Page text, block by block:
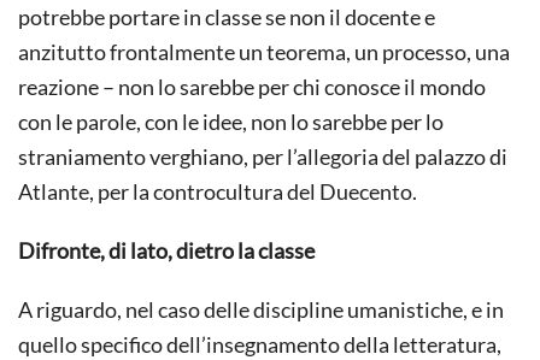
potrebbe portare in classe se non il docente e
anzitutto frontalmente un teorema, un processo, una
reazione – non lo sarebbe per chi conosce il mondo
con le parole, con le idee, non lo sarebbe per lo
straniamento verghiano, per l’allegoria del palazzo di
Atlante, per la controcultura del Duecento.
Difronte, di lato, dietro la classe
A riguardo, nel caso delle discipline umanistiche, e in
quello specifico dell’insegnamento della letteratura,